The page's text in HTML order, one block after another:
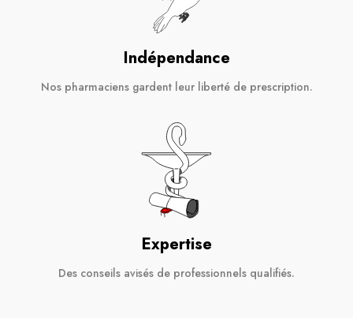
Indépendance
Nos pharmaciens gardent leur liberté de prescription.
Expertise
Des conseils avisés de professionnels qualifiés.